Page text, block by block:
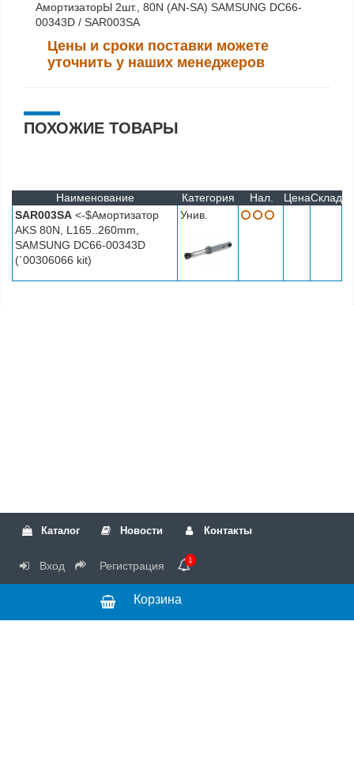
АмортизаторЫ 2шт., 80N (AN-SA) SAMSUNG DC66-
00343D / SAR003SA
Цены и сроки поставки можете
уточнить у наших менеджеров
ПОХОЖИЕ ТОВАРЫ
Наименование Категория Нал. ЦенаСклад
SAR003SA <-$Амортизатор
AKS 80N, L165..260mm,
SAMSUNG DC66-00343D
(`00306066 kit)
Унив.
Каталог Новости Контакты
Вход Регистрация 1
Корзина